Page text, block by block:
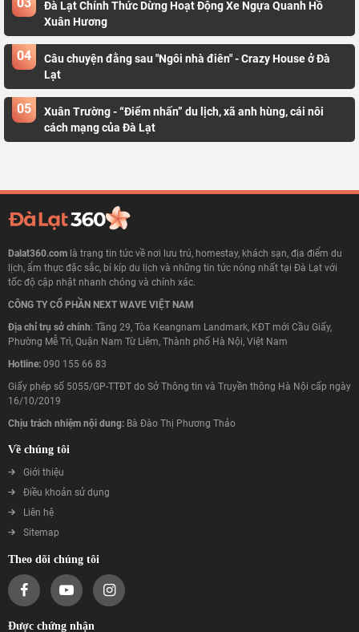
Đà Lạt Chính Thức Dừng Hoạt Động Xe Ngựa Quanh Hồ
Xuân Hương
04
Câu chuyện đằng sau "Ngôi nhà điên" - Crazy House ở Đà
Lạt
05
Xuân Trường - “Điểm nhấn” du lịch, xã anh hùng, cái nôi
cách mạng của Đà Lạt
Dalat360.com là trang tin tức về nơi lưu trú, homestay, khách sạn, địa điểm du
lịch, ẩm thực đặc sắc, bí kíp du lịch và những tin tức nóng nhất tại Đà Lạt với
tốc độ cập nhật nhanh chóng và chính xác.
CÔNG TY CỔ PHẦN NEXT WAVE VIỆT NAM
Địa chỉ trụ sở chính: Tầng 29, Tòa Keangnam Landmark, KĐT mới Cầu Giấy,
Phường Mễ Trì, Quận Nam Từ Liêm, Thành phố Hà Nội, Việt Nam
Hotline: 090 155 66 83
Giấy phép số 5055/GP-TTĐT do Sở Thông tin và Truyền thông Hà Nội cấp ngày
16/10/2019
Chịu trách nhiệm nội dung: Bà Đào Thị Phương Thảo
Về chúng tôi
Giới thiệu
Điều khoản sử dụng
Liên hệ
Sitemap
Theo dõi chúng tôi
Được chứng nhận